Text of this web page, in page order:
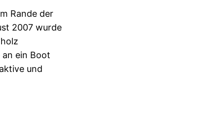
Rande der
2007 wurde
ein Boot
und